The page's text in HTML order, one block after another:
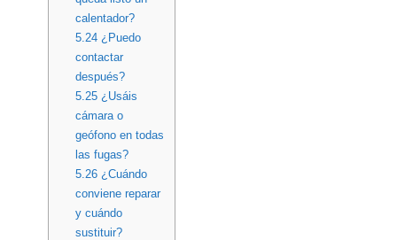
calentador?
5.24¿Puedo
contactar
después?
5.25¿Usáis
cámara o
geófono en todas
las fugas?
5.26¿Cuándo
conviene reparar
y cuándo
sustituir?